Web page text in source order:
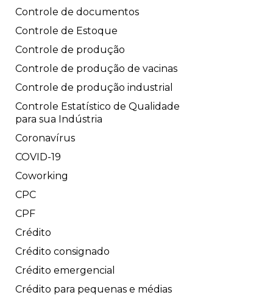
Controle de documentos
Controle de Estoque
Controle de produção
Controle de produção de vacinas
Controle de produção industrial
Controle Estatístico de Qualidade
para sua Indústria
Coronavírus
COVID-19
Coworking
CPC
CPF
Crédito
Crédito consignado
Crédito emergencial
Crédito para pequenas e médias